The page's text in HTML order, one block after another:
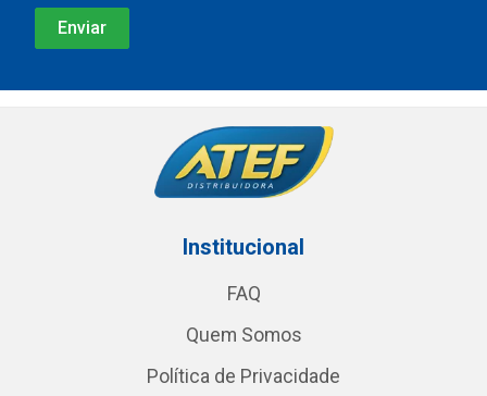
Institucional
FAQ
Quem Somos
Política de Privacidade